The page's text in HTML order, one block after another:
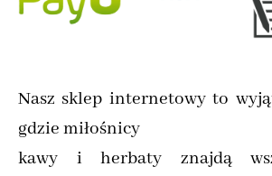
Nasz sklep internetowy to
gdzie miłośnicy
kawy i herbaty znajdą